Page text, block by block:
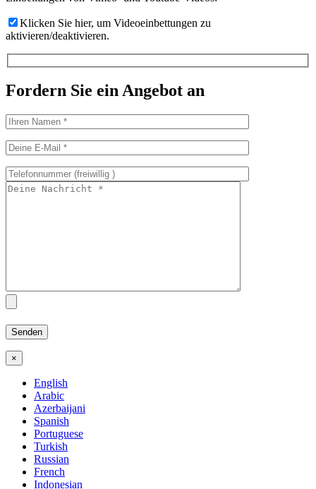
Klicken Sie hier, um Videoeinbettungen zu
aktivieren/deaktivieren.
Fordern Sie ein Angebot an
×
English
Arabic
Azerbaijani
Spanish
Portuguese
Turkish
Russian
French
Indonesian